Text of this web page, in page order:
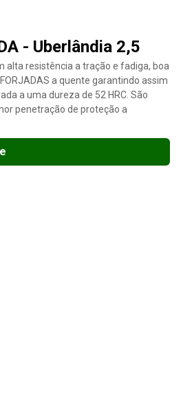
- Uberlândia 2,5
alta resistência a tração e fadiga, boa
a quente garantindo assim
a uma dureza de 52 HRC. São
penetração de proteção a